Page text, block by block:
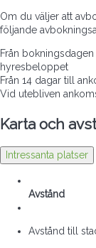
Om du väljer att
följande
Från
hyresbeloppet
Från 14 dagar till
Vid utebliven
Karta och
Intressanta platser
Avstånd
Avstånd till